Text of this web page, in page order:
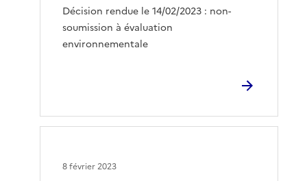
Décision rendue le 14/02/2023 : non-
soumission à évaluation
environnementale
8 février 2023